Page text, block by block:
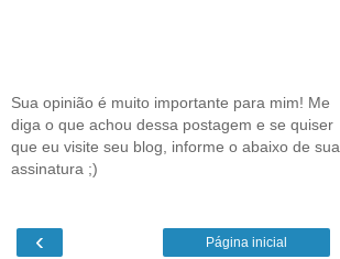
Sua opinião é muito importante para mim! Me
diga o que achou dessa postagem e se quiser
que eu visite seu blog, informe o abaixo de sua
assinatura ;)
‹ Página inicial